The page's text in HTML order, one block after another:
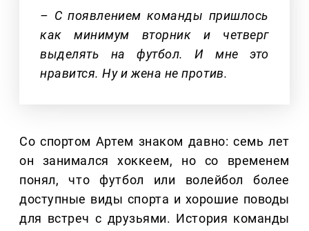
– С появлением команды пришлось
как минимум вторник и четверг
выделять на футбол. И мне это
нравится. Ну и жена не против.
Со спортом Артем знаком давно: семь лет
он занимался хоккеем, но со временем
понял, что футбол или волейбол более
доступные виды спорта и хорошие поводы
для встреч с друзьями. История команды